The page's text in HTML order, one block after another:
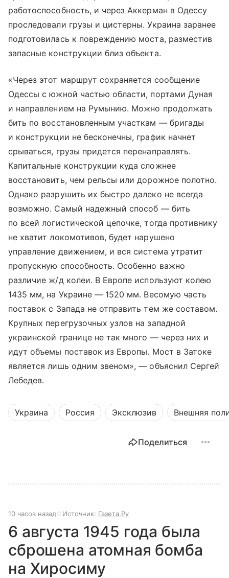
работоспособность, и через Аккерман в Одессу
проследовали грузы и цистерны. Украина заранее
подготовилась к повреждению моста, разместив
запасные конструкции близ объекта.
«Через этот маршрут сохраняется сообщение
Одессы с южной частью области, портами Дуная
и направлением на Румынию. Можно продолжать
бить по восстановленным участкам — бригады
и конструкции не бесконечны, график начнет
срываться, грузы придется перенаправлять.
Капитальные конструкции куда сложнее
восстановить, чем рельсы или дорожное полотно.
Однако разрушить их быстро далеко не всегда
возможно. Самый надежный способ — бить
по всей логистической цепочке, тогда противнику
не хватит локомотивов, будет нарушено
управление движением, и вся система утратит
пропускную способность. Особенно важно
различие ж/д колеи. В Европе используют колею
1435 мм, на Украине — 1520 мм. Весомую часть
поставок с Запада не отправить тем же составом.
Крупных перегрузочных узлов на западной
украинской границе не так много — через них и
идут объемы поставок из Европы. Мост в Затоке
является лишь одним звеном», — объяснил Сергей
Лебедев.
Украина Россия Эксклюзив Внешняя
Поделиться
10 часов назад Источник: Газета.Ру
6 августа 1945 года была
сброшена атомная бомба
на Хиросиму